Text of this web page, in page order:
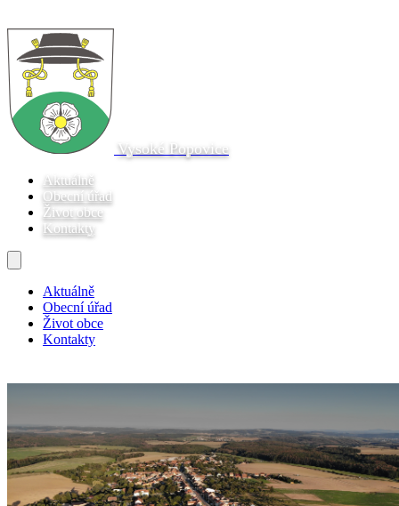
Vysoké Popovice
Aktuálně
Obecní úřad
Život obce
Kontakty
Aktuálně
Obecní úřad
Život obce
Kontakty